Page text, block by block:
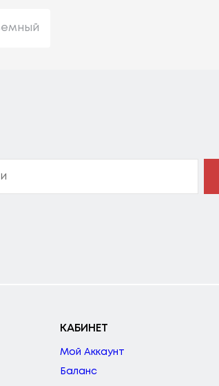
КАБИНЕТ
Мой Аккаунт
Баланс